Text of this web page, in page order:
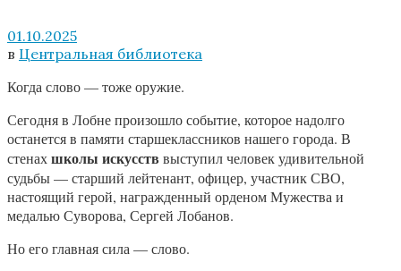
01.10.2025
в Центральная библиотека
Когда слово — тоже оружие.
Сегодня в Лобне произошло событие, которое надолго
останется в памяти старшеклассников нашего города. В
стенахшколы искусств выступил человек удивительной
судьбы — старший лейтенант, офицер, участник СВО,
настоящий герой, награжденный орденом Мужества и
медалью Суворова, Сергей Лобанов.
Но его главная сила — слово.